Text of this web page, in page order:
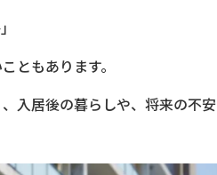
ともあります。
入居後の暮らしや、将来の不安